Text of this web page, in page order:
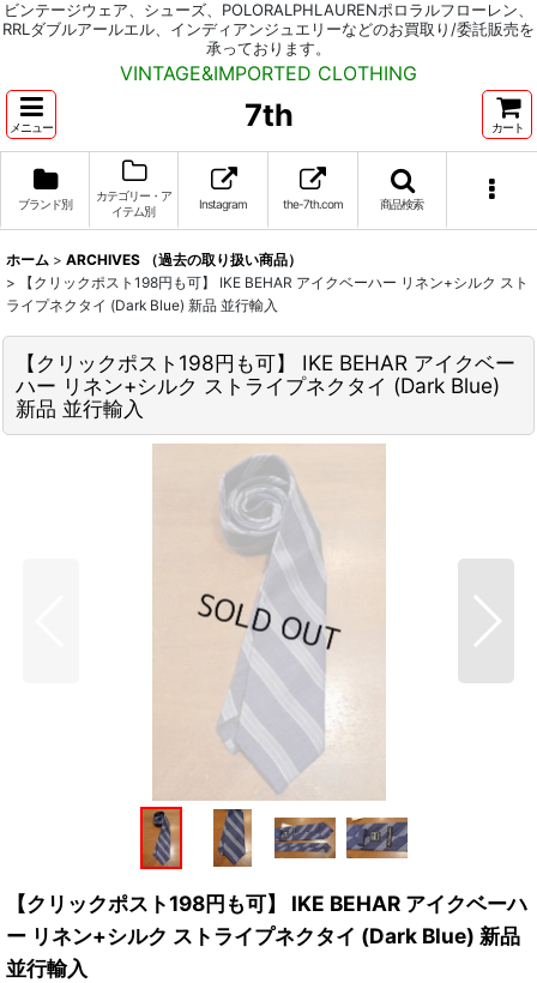
ビンテージウェア、シューズ、POLORALPHLAURENポロラルフローレン、
RRLダブルアールエル、インディアンジュエリーなどのお買取り/委託販売を
承っております。
VINTAGE&IMPORTED CLOTHING
メニュー 7th カート
ブランド別
カテゴリー・ア
イテム別
Instagram the-7th.com 商品検索
ホーム > ARCHIVES （過去の取り扱い商品）
>
【クリックポスト198円も可】 IKE BEHAR アイクベーハー リネン+シルク スト
ライプネクタイ (Dark Blue) 新品 並行輸入
【クリックポスト198円も可】 IKE BEHAR アイクベー
ハー リネン+シルク ストライプネクタイ (Dark Blue)
新品 並行輸入
【クリックポスト198円も可】 IKE BEHAR アイクベーハ
ー リネン+シルク ストライプネクタイ (Dark Blue) 新品
並行輸入